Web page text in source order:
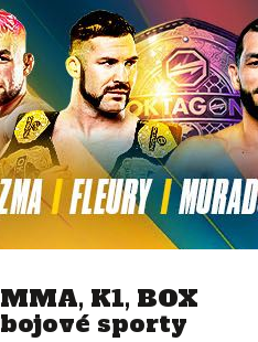
MMA, K1, BOX
bojové sporty